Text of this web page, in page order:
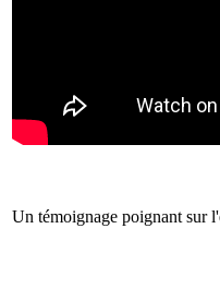
Un témoignage poignant sur